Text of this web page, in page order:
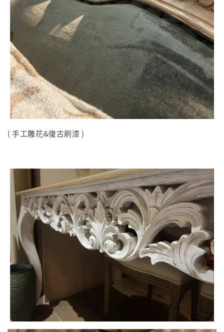
( 手工雕花&復古刷漆 )